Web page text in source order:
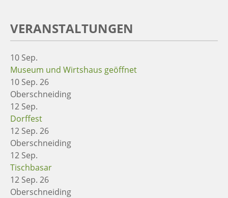
VERANSTALTUNGEN
10 Sep.
Museum und Wirtshaus geöffnet
10 Sep. 26
Oberschneiding
12 Sep.
Dorffest
12 Sep. 26
Oberschneiding
12 Sep.
Tischbasar
12 Sep. 26
Oberschneiding